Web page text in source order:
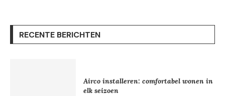
RECENTE BERICHTEN
Airco installeren: comfortabel wonen in
elk seizoen